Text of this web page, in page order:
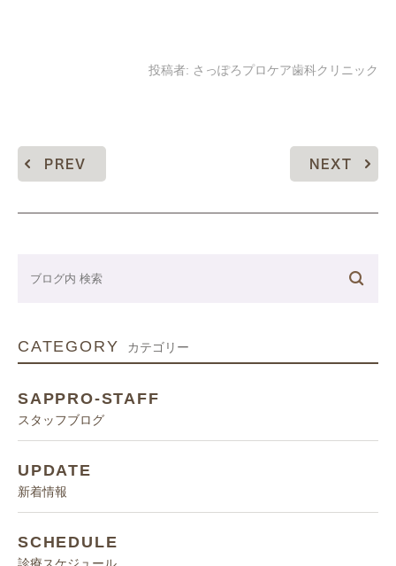
投稿者: さっぽろプロケア歯科クリニック
PREV NEXT
CATEGORY カテゴリー
SAPPRO-STAFF
スタッフブログ
UPDATE
新着情報
SCHEDULE
診療スケジュール